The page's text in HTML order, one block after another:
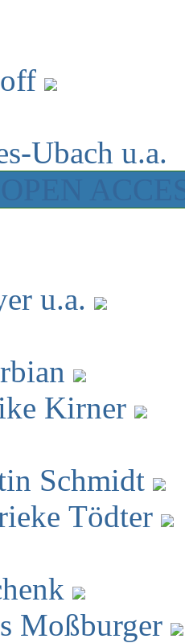
Ubach u.a.
u.a.
Kirner
Schmidt
Tödter
Moßburger